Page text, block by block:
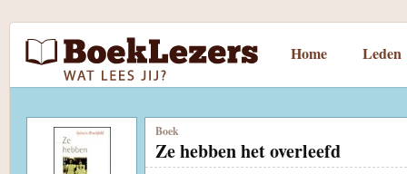
Home Leden
Boek
Ze hebben het overleefd